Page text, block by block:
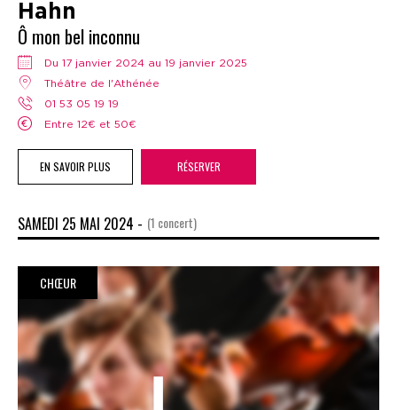
Hahn
Ô mon bel inconnu
Du 17 janvier 2024 au 19 janvier 2025
Théâtre de l'Athénée
01 53 05 19 19
Entre 12€ et 50€
EN SAVOIR PLUS RÉSERVER
SAMEDI 25 MAI 2024 - (1 concert)
CHŒUR